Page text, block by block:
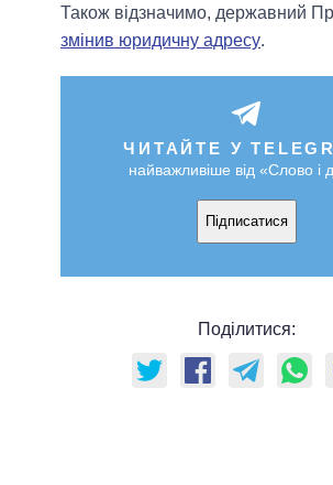
Також відзначимо, державний
змінив юридичну адресу.
ЧИТАЙТЕ У
найважливіше від «Слово і
Підписатися
Поділитися: